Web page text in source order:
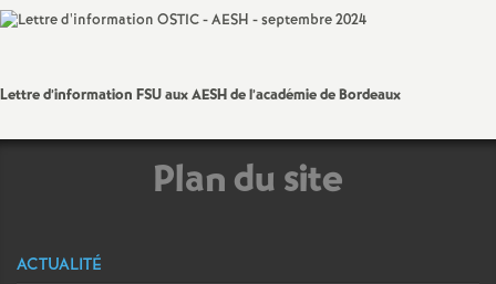
t
i
o
Lettre d’information FSU aux AESH de l’académie de Bordeaux
Plan du site
ACTUALITÉ